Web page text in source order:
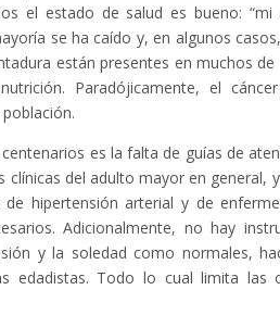
el estado de salud es bueno:
se ha caído y, en algunos
están presentes en muchos
Paradójicamente, el
es la falta de guías de
clínicas del adulto mayor en
de hipertensión arterial y de
Adicionalmente, no hay
y la soledad como normales,
edadistas. Todo lo cual limita